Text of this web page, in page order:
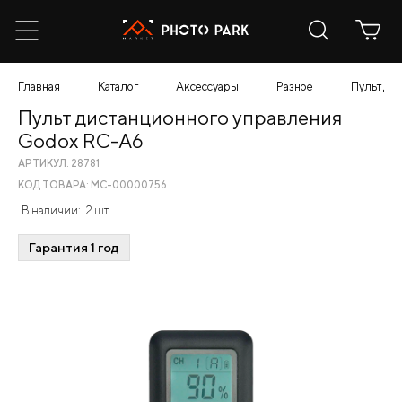
Главная Каталог Аксессуары Разное Пульт
Пульт дистанционного управления
Godox RC-A6
АРТИКУЛ: 28781
КОД ТОВАРА: МС-00000756
В наличии: 2 шт.
Гарантия 1 год